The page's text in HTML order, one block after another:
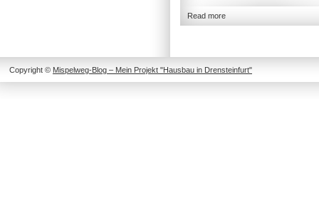
Read more
Copyright © Mispelweg-Blog – Mein Projekt "Hausbau in Drensteinfurt"